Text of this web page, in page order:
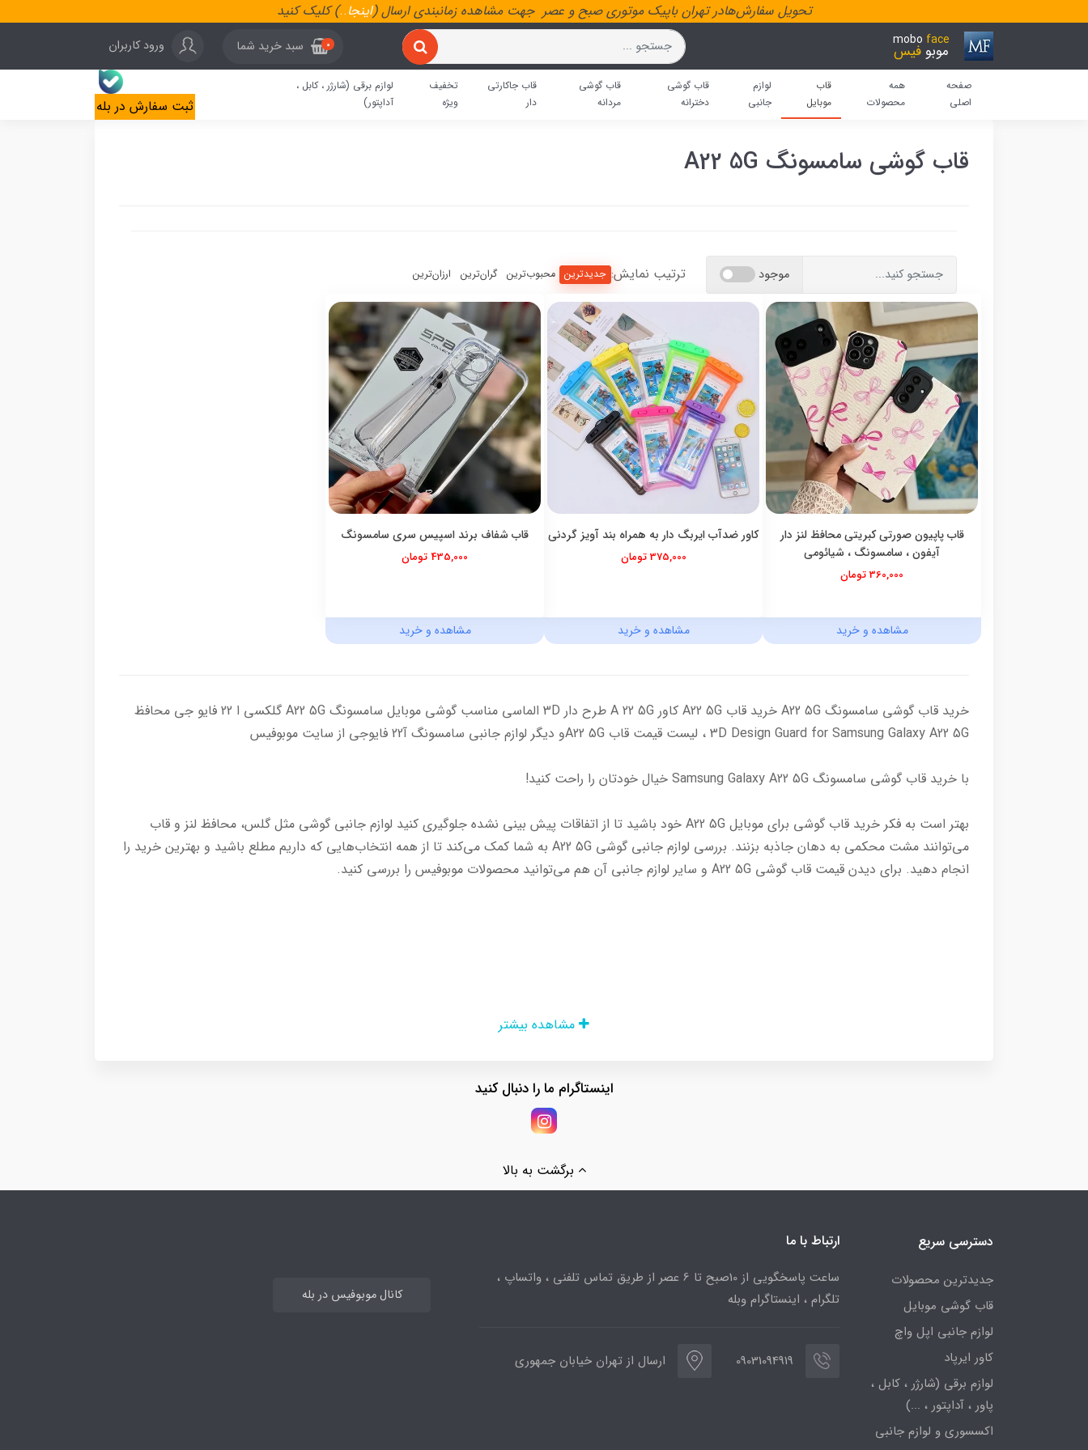
تحویل سفارش‌هادر تهران باپیک موتوری صبح و عصر جهت مشاهده زمانبندی ارسال (اینجا..) کلیک کنید
mobo face
موبو فیس 0 سبد خرید شما ورود کاربران
صفحه
اصلی
همه
محصولات
قاب
موبایل
لوازم
جانبی
قاب گوشی
دخترانه
قاب گوشی
مردانه
قاب جاکارتی
دار
تخفیف
ویژه
لوازم برقی (شارژر ، کابل ،
آداپتور)
ثبت سفارش در بله
قاب گوشی سامسونگ A22 5G
موجود ترتیب نمایش: جدیدترین محبوب‌ترین گران‌ترین ارزان‌ترین
قاب پاپیون صورتی کبریتی محافظ لنز دار
آیفون ، سامسونگ ، شیائومی
360,000 تومان
مشاهده و خرید
کاور ضدآب ایربگ دار به همراه بند آویز گردنی
375,000 تومان
مشاهده و خرید
قاب شفاف برند اسپیس سری سامسونگ
435,000 تومان
مشاهده و خرید
‫خرید قاب گوشی سامسونگ A22 5G ‬‎خرید قاب A22 5G کاور A 22 5G طرح دار 3D الماسی مناسب گوشی موبایل سامسونگ A22 5G گلکسی ا 22 فایو جی محافظ
3D Design Guard for Samsung Galaxy A22 5G ، لیست قیمت قاب A22 5Gو دیگر لوازم جانبی سامسونگ آ22 فایوجی از سایت موبوفیس
با خرید قاب گوشی سامسونگ Samsung Galaxy A22 5G خیال خودتان را راحت کنید!
بهتر است به فکر خرید قاب گوشی برای موبایل A22 5G خود باشید تا از اتفاقات پیش بینی نشده جلوگیری کنید لوازم جانبی گوشی مثل گلس، محافظ لنز و قاب
می‌توانند مشت محکمی به دهان جاذبه بزنند. بررسی لوازم جانبی گوشی A22 5G به شما کمک می‌کند تا از همه انتخاب‌هایی که داریم مطلع باشید و بهترین خرید را
انجام دهید. برای دیدن قیمت قاب گوشی A22 5G و سایر لوازم جانبی آن هم می‌توانید محصولات موبوفیس را بررسی کنید.
مشاهده بیشتر
اینستاگرام ما را دنبال کنید
برگشت به بالا
دسترسی سریع
جدیدترین محصولات
قاب گوشی موبایل
لوازم جانبی اپل واچ
کاور ایرپاد
لوازم برقی (شارژر ، کابل ،
پاور ، آداپتور ، ...)
اکسسوری و لوازم جانبی
ارتباط با ما
ساعت پاسخگویی از 10صبح تا 6 عصر از طریق تماس تلفنی ، واتساپ ،
تلگرام ، اینستاگرام وبله
09031094919 ارسال از تهران خیابان جمهوری
کانال موبوفیس در بله